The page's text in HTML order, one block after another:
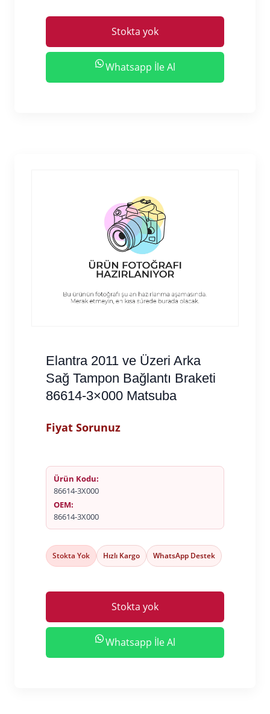
Stokta yok
Whatsapp İle Al
Elantra 2011 ve Üzeri Arka
Sağ Tampon Bağlantı Braketi
86614-3×000 Matsuba
Fiyat Sorunuz
Ürün Kodu:
86614-3X000
OEM:
86614-3X000
Stokta Yok Hızlı Kargo WhatsApp Destek
Stokta yok
Whatsapp İle Al